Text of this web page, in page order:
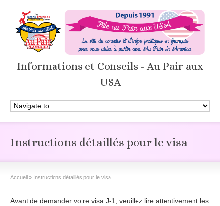
Informations et Conseils - Au Pair aux
USA
Instructions détaillés pour le visa
Accueil » Instructions détaillés pour le visa
Avant de demander votre visa J-1, veuillez lire attentivement les